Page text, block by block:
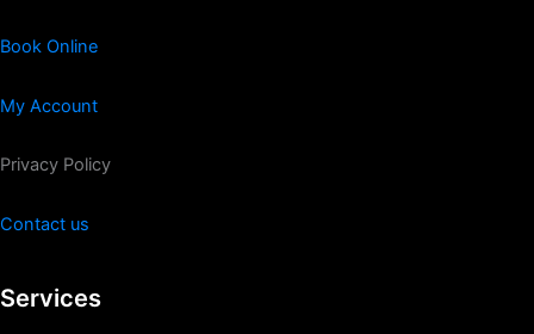
Book Online
My Account
Privacy Policy
Contact us
Services